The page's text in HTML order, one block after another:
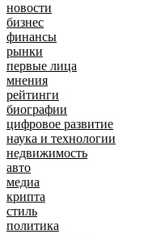
новости
бизнес
финансы
рынки
первые лица
мнения
рейтинги
биографии
цифровое развитие
наука и технологии
недвижимость
авто
медиа
крипта
стиль
политика